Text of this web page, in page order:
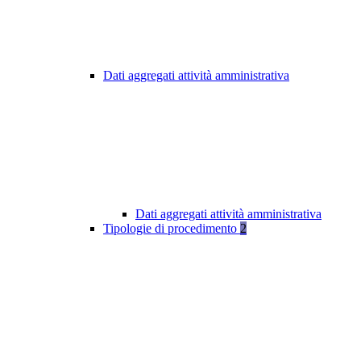
Dati aggregati attività amministrativa
Dati aggregati attività amministrativa
Tipologie di procedimento 2